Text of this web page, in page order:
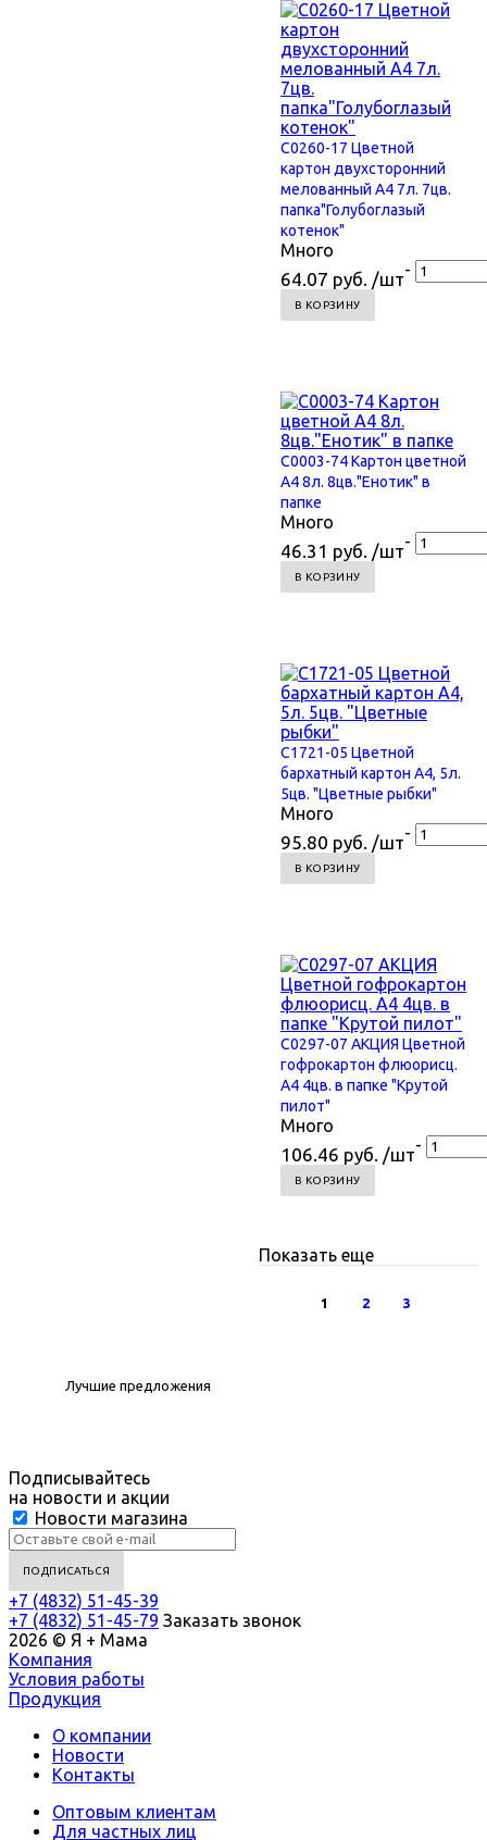
С0260-17 Цветной
картон двухсторонний
мелованный А4 7л. 7цв.
папка"Голубоглазый
котенок"
Много
64.07 руб. /шт-
В КОРЗИНУ
С0003-74 Картон цветной
А4 8л. 8цв."Енотик" в
папке
Много
46.31 руб. /шт-
В КОРЗИНУ
С1721-05 Цветной
бархатный картон А4, 5л.
5цв. "Цветные рыбки"
Много
95.80 руб. /шт-
В КОРЗИНУ
С0297-07 АКЦИЯ Цветной
гофрокартон флюорисц.
А4 4цв. в папке "Крутой
пилот"
Много
106.46 руб. /шт-
В КОРЗИНУ
Показать еще
1 2 3
Лучшие предложения
Подписывайтесь
на новости и акции
Новости магазина
+7 (4832) 51-45-39
+7 (4832) 51-45-79 Заказать звонок
2026 © Я + Мама
Компания
Условия работы
Продукция
О компании
Новости
Контакты
Оптовым клиентам
Для частных лиц